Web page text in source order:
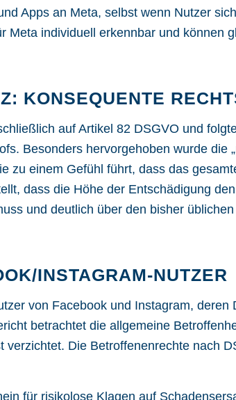
Apps an Meta, selbst wenn Nutzer
Meta individuell erkennbar und können
KONSEQUENTE
auf Artikel 82 DSGVO und
Besonders hervorgehoben wurde die „
zu einem Gefühl führt, dass das
dass die Höhe der Entschädigung
und deutlich über den bisher
INSTAGRAM-NUTZER
von Facebook und Instagram, deren
betrachtet die allgemeine
Die Betroffenenrechte nach
für risikolose Klagen auf